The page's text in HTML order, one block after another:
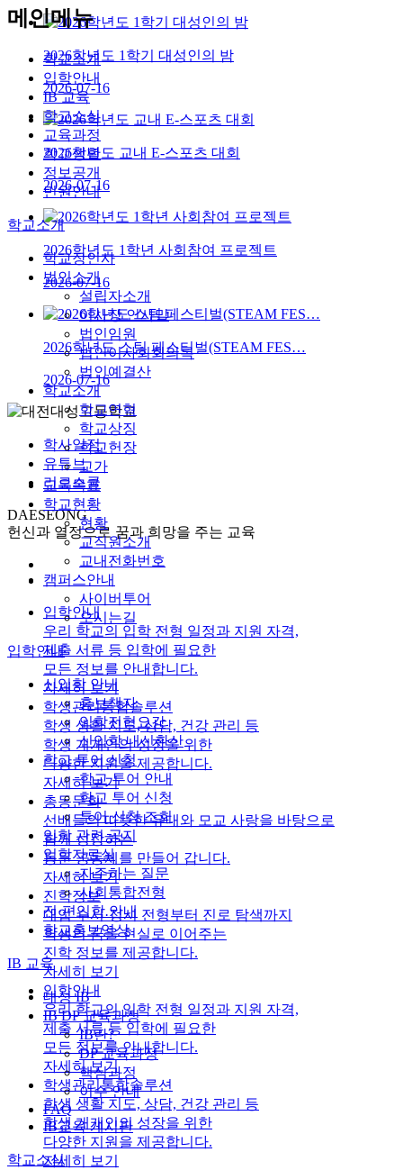
메인메뉴
학교소개
입학안내
IB 교육
학교소식
교육과정
학교생활
정보공개
민원안내
학교소개
학교장인사
법인소개
설립자소개
이사장 인사말
법인임원
법인이사회회의록
법인예결산
학교소개
학교연혁
학교상징
학교헌장
교가
교육목표
학교현황
현황
교직원소개
교내전화번호
캠퍼스안내
사이버투어
오시는길
입학안내
신입학 안내
홍보책자
입학전형요강
신입학 내신환산
학교 투어 신청
학교 투어 안내
학교 투어 신청
투어 신청 조회
입학 관련 공지
입학자료실
자주하는 질문
사회통합전형
전·편입학 안내
학교홍보영상
IB 교육
대성 IB
IB DP 교육과정
IB란?
DP 교육과정
핵심과정
이수 안내
FAQ
IB교육 게시판
학교소식
2026학년도 1학기 대성인의 밤
2026-07-16
2026학년도 교내 E-스포츠 대회
2026-07-16
2026학년도 1학년 사회참여 프로젝트
2026-07-16
2026학년도 스팀 페스티벌(STEAM FES…
2026-07-16
학사일정
유튜브
리로스쿨
DAESEONG
헌신과 열정으로 꿈과 희망을 주는 교육
입학안내
우리 학교의 입학 전형 일정과 지원 자격,
제출 서류 등 입학에 필요한
모든 정보를 안내합니다.
자세히 보기
학생관리통합솔루션
학생 생활 지도, 상담, 건강 관리 등
학생 개개인의 성장을 위한
다양한 지원을 제공합니다.
자세히 보기
총동문회
선배들의 따뜻한 유대와 모교 사랑을 바탕으로
함께 성장하는
동문 공동체를 만들어 갑니다.
자세히 보기
진학정보
대입 수시·정시 전형부터 진로 탐색까지
학생의 꿈을 현실로 이어주는
진학 정보를 제공합니다.
자세히 보기
입학안내
우리 학교의 입학 전형 일정과 지원 자격,
제출 서류 등 입학에 필요한
모든 정보를 안내합니다.
자세히 보기
학생관리통합솔루션
학생 생활 지도, 상담, 건강 관리 등
학생 개개인의 성장을 위한
다양한 지원을 제공합니다.
자세히 보기